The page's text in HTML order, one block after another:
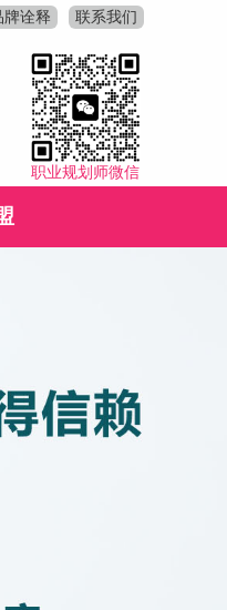
牌诠释 联系我们
职业规划师微信